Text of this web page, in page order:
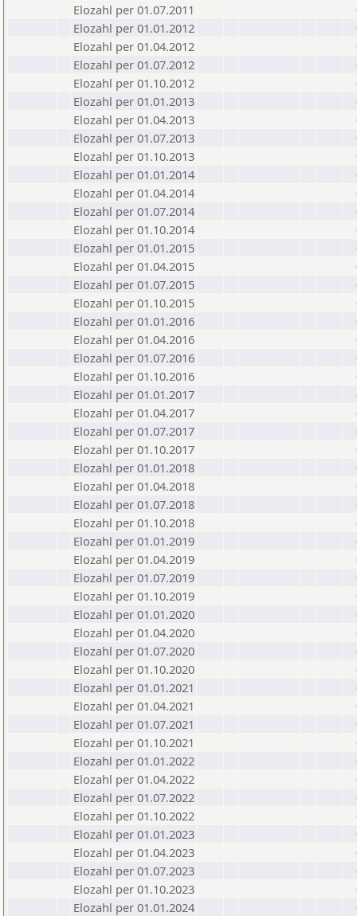
Elozahl per 01.07.2011
Elozahl per 01.01.2012
Elozahl per 01.04.2012
Elozahl per 01.07.2012
Elozahl per 01.10.2012
Elozahl per 01.01.2013
Elozahl per 01.04.2013
Elozahl per 01.07.2013
Elozahl per 01.10.2013
Elozahl per 01.01.2014
Elozahl per 01.04.2014
Elozahl per 01.07.2014
Elozahl per 01.10.2014
Elozahl per 01.01.2015
Elozahl per 01.04.2015
Elozahl per 01.07.2015
Elozahl per 01.10.2015
Elozahl per 01.01.2016
Elozahl per 01.04.2016
Elozahl per 01.07.2016
Elozahl per 01.10.2016
Elozahl per 01.01.2017
Elozahl per 01.04.2017
Elozahl per 01.07.2017
Elozahl per 01.10.2017
Elozahl per 01.01.2018
Elozahl per 01.04.2018
Elozahl per 01.07.2018
Elozahl per 01.10.2018
Elozahl per 01.01.2019
Elozahl per 01.04.2019
Elozahl per 01.07.2019
Elozahl per 01.10.2019
Elozahl per 01.01.2020
Elozahl per 01.04.2020
Elozahl per 01.07.2020
Elozahl per 01.10.2020
Elozahl per 01.01.2021
Elozahl per 01.04.2021
Elozahl per 01.07.2021
Elozahl per 01.10.2021
Elozahl per 01.01.2022
Elozahl per 01.04.2022
Elozahl per 01.07.2022
Elozahl per 01.10.2022
Elozahl per 01.01.2023
Elozahl per 01.04.2023
Elozahl per 01.07.2023
Elozahl per 01.10.2023
Elozahl per 01.01.2024